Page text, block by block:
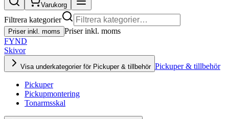
Varukorg
Filtrera kategorier
Priser inkl. moms Priser inkl. moms
FYND
Skivor
Visa underkategorier för Pickuper & tillbehör Pickuper & tillbehör
Pickuper
Pickupmontering
Tonarmsskal